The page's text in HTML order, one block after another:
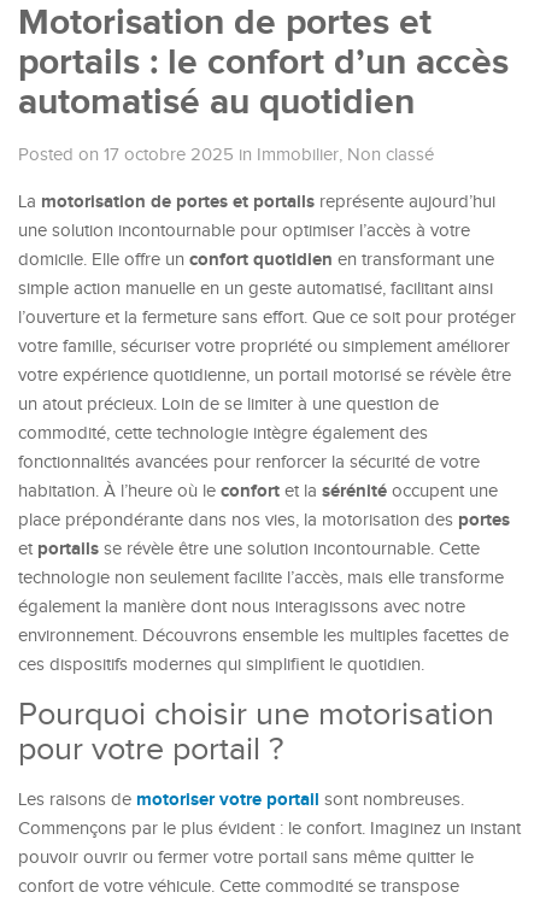
Motorisation de portes et
portails : le confort d’un accès
automatisé au quotidien
Posted on 17 octobre 2025 in Immobilier, Non classé
La motorisation de portes et portails représente aujourd’hui
une solution incontournable pour optimiser l’accès à votre
domicile. Elle offre un confort quotidien en transformant une
simple action manuelle en un geste automatisé, facilitant ainsi
l’ouverture et la fermeture sans effort. Que ce soit pour protéger
votre famille, sécuriser votre propriété ou simplement améliorer
votre expérience quotidienne, un portail motorisé se révèle être
un atout précieux. Loin de se limiter à une question de
commodité, cette technologie intègre également des
fonctionnalités avancées pour renforcer la sécurité de votre
habitation. À l’heure où le confort et la sérénité occupent une
place prépondérante dans nos vies, la motorisation des portes
et portails se révèle être une solution incontournable. Cette
technologie non seulement facilite l’accès, mais elle transforme
également la manière dont nous interagissons avec notre
environnement. Découvrons ensemble les multiples facettes de
ces dispositifs modernes qui simplifient le quotidien.
Pourquoi choisir une motorisation
pour votre portail ?
Les raisons de motoriser votre portail sont nombreuses.
Commençons par le plus évident : le confort. Imaginez un instant
pouvoir ouvrir ou fermer votre portail sans même quitter le
confort de votre véhicule. Cette commodité se transpose